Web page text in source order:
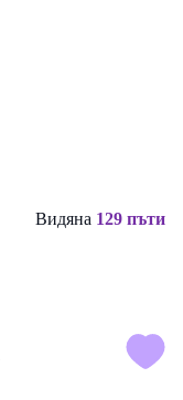
Видяна 129 пъти